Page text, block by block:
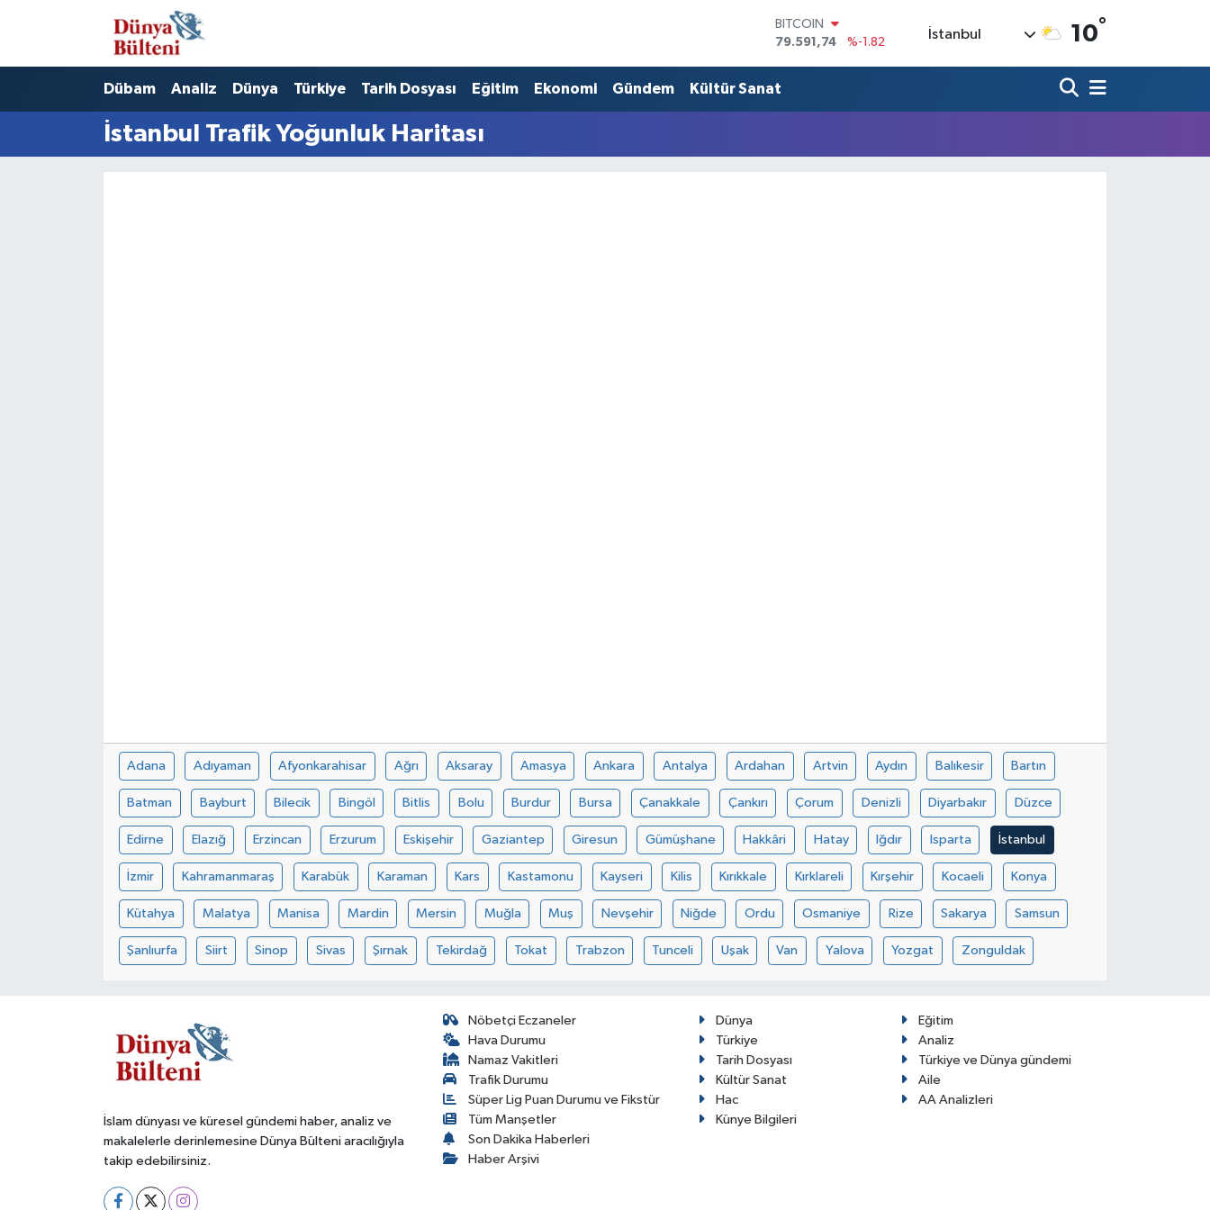
BITCOIN
79.591,74
%-1.82
EURO
53,38690
%0.19
İstanbul 10°
Dübam Analiz Dünya Türkiye Tarih Dosyası Eğitim Ekonomi Gündem Kültür Sanat
İstanbul Trafik Yoğunluk Haritası
Adana Adıyaman Afyonkarahisar Ağrı Aksaray Amasya Ankara Antalya Ardahan Artvin Aydın Balıkesir Bartın
Batman Bayburt Bilecik Bingöl Bitlis Bolu Burdur Bursa Çanakkale Çankırı Çorum Denizli Diyarbakır Düzce
Edirne Elazığ Erzincan Erzurum Eskişehir Gaziantep Giresun Gümüşhane Hakkâri Hatay Iğdır Isparta İstanbul
İzmir Kahramanmaraş Karabük Karaman Kars Kastamonu Kayseri Kilis Kırıkkale Kırklareli Kırşehir Kocaeli Konya
Kütahya Malatya Manisa Mardin Mersin Muğla Muş Nevşehir Niğde Ordu Osmaniye Rize Sakarya Samsun
Şanlıurfa Siirt Sinop Sivas Şırnak Tekirdağ Tokat Trabzon Tunceli Uşak Van Yalova Yozgat Zonguldak
İslam dünyası ve küresel gündemi haber, analiz ve
makalelerle derinlemesine Dünya Bülteni aracılığıyla
takip edebilirsiniz.
Nöbetçi Eczaneler
Hava Durumu
Namaz Vakitleri
Trafik Durumu
Süper Lig Puan Durumu ve Fikstür
Tüm Manşetler
Son Dakika Haberleri
Haber Arşivi
Dünya
Eğitim
Türkiye
Analiz
Tarih Dosyası
Türkiye ve Dünya gündemi
Kültür Sanat
Aile
Hac
AA Analizleri
Künye Bilgileri
Nöbetçi Eczaneler
Hava Durumu
Namaz Vakitleri